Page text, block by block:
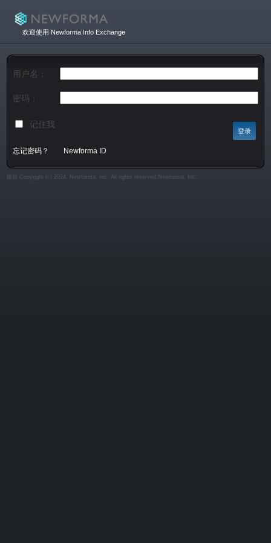
欢迎使用 Newforma Info Exchange
用户名：
密码：
记住我
忘记密码？ Newforma ID
版权 Copyright (c) 2024, Newforma, Inc. All rights reserved Newforma, Inc.